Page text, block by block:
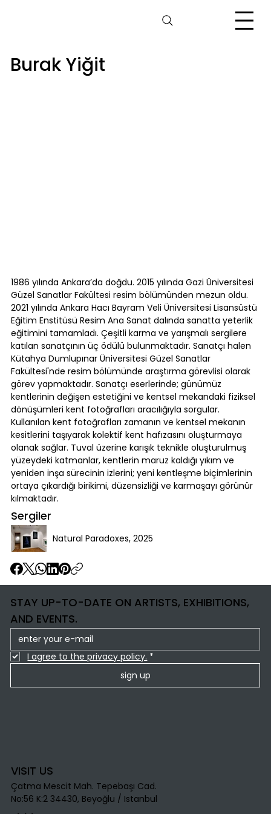
Burak Yiğit
1986 yılında Ankara’da doğdu. 2015 yılında Gazi Üniversitesi
Güzel Sanatlar Fakültesi resim bölümünden mezun oldu.
2021 yılında Ankara Hacı Bayram Veli Üniversitesi Lisansüstü
Eğitim Enstitüsü Resim Ana Sanat dalında sanatta yeterlik
eğitimini tamamladı. Çeşitli karma ve yarışmalı sergilere
katılan sanatçının üç ödülü bulunmaktadır. Sanatçı halen
Kütahya Dumlupınar Üniversitesi Güzel Sanatlar
Fakültesi'nde resim bölümünde araştırma görevlisi olarak
görev yapmaktadır. Sanatçı eserlerinde; günümüz
kentlerinin değişen estetiğini ve kentsel mekandaki fiziksel
dönüşümleri kent fotoğrafları aracılığıyla sorgular.
Kullanılan kent fotoğrafları zamanın ve kentsel mekanın
kesitlerini taşıyarak kolektif kent hafızasını oluşturmaya
olanak sağlar. Tuval üzerine karışık teknikle oluşturulmuş
yüzeydeki katmanlar, kentlerin maruz kaldığı yıkım ve
yeniden inşa sürecinin izlerini; yeni kentleşme biçimlerinin
ortaya çıkardığı birikimi, düzensizliği ve karmaşayı görünür
kılmaktadır.
Sergiler
Natural Paradoxes, 2025
VISIT US
Çatma Mescit Mah. Tepebaşı Cad.
No:56 K:2 34430, Beyoğlu / Istanbul​
STAY UP-TO-DATE ON ARTISTS, EXHIBITIONS,
AND EVENTS.
I agree to the privacy policy. *
sign up